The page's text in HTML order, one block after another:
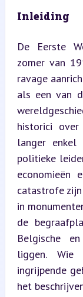
Inleiding
De Eerste
zomer van
ravage
als een van
historici
langer enkel
politieke
economieën
catastrofe
in
de
Belgische
liggen.
ingrijpende
het